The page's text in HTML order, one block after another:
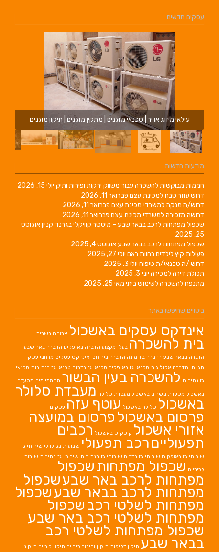
עסקים חדשים
עילאי מיזוג אוויר | טכנאי מזגנים | מתקין מזגנים | תיקון מזגנים
מודעות חדשות
חממות מבוקשות להשכרה עבור משווק ירקות ופירות ותיק יולי 15, 2026
דרוש עוזר טבח למכינת עצם פברואר 11, 2026
דרוש/ה מנקה למשרדי מכינת עצם פברואר 11, 2026
דרושה מזכירה למשרדי מכינת עצם פברואר 11, 2026
שכפול מפתחות לרכב בבאר שבע – מיסטר קוויקלי בגרנד קניוןאוגוסט
25, 2025
שכפול מפתחות לרכב בבאר שבעאוגוסט 4, 2025
פעילות קיץ לילדים בחוות ראם יולי 27, 2025
דרוש /ה טכנאי/ת טיפוח יולי 3, 2025
תכולת דירה למכירה יוני 3, 2025
מתנפח להשכרה לשימוש ביתי מאי 25, 2025
ביטויים שחיפשו באתר
אינדקס עסקים באשכול ארוחה בשרית
בית להשכרה בעלי מקצוע הדברה באופקים הדברה באר שבע
הדברה בבאר שבע הדברה בדימונה הדברה בירוחם ואינדקס עסקים מרחבי עסק
תגיות: הדברה אקולוגית טכנאי גז באופקים טכנאי גז בדרום טכנאי גז בנתיבות טכנאי
גז נתיבות להשכרה בעין הבשור מחממי מים מסעדה
באשכול מסעדת בשרים באשכול מעבדת סלולר מעבדת סלולר
באשכול סלולר באשכול עוטף עזה עסקים
פרסום באשכול פרסום במועצה
אזורי אשכול קוסקוס באשכול רכבים
תפעוליים רכב תפעולי שבועות בגילו לי שירותי גז
שירותי גז באופקים שירותי גז בדרום שירותי גז בנתיבות שירותי גז נתיבות שירות
לכיריים שכפול מפתחות שכפול
מפתחות לרכב באר שבעשכפול
מפתחות לרכב בבאר שבעשכפול
מפתחות לשלטי רכב שכפול
מפתחות לשלטי רכב באר שבע
שכפול מפתחות לשלטי רכב
בבאר שבע תיקון דליפות תיקון וחיבור כיריים תיקון כיריים תיקוני